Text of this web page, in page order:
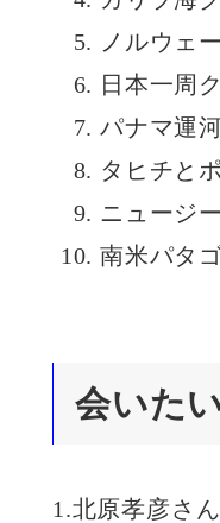
ノルウェ
日本一周
パナマ運
タヒチと
ニュージ
南米パタ
会いた
1.北原孝彦さん